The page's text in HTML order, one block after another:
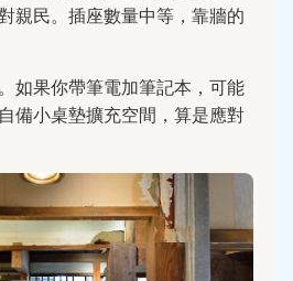
親民。插座數量中等，靠牆的
如果你帶筆電加筆記本，可能
備小桌墊擴充空間，算是應對